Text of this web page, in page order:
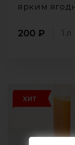
ярким
200 ₽ 1 л
ХИТ